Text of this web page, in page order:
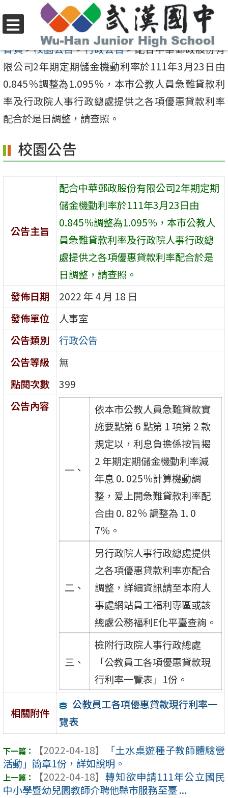
至
要
內
容
區
選
單
首頁>校園公告>行政公告>配合中華郵政股份有
限公司2年期定期儲金機動利率於111年3月23日由
0.845％調整為1.095％，本市公教人員急難貸款利
率及行政院人事行政總處提供之各項優惠貸款利率
配合於是日調整，請查照。
校園公告
公告主旨
配合中華郵政股份有限公司2年期定期
儲金機動利率於111年3月23日由
0.845％調整為1.095％，本市公教人
員急難貸款利率及行政院人事行政總
處提供之各項優惠貸款利率配合於是
日調整，請查照。
發佈日期
2022 年 4 月 18 日
發佈單位
人事室
公告類別
行政公告
公告等級
無
點閱次數
399
公告內容
一、
依本市公教人員急難貸款實
施要點第 6 點第 1 項第 2 款
規定以，利息負擔係按旨揭
2 年期定期儲金機動利率減
年息 0. 025％計算機動調
整，爰上開急難貸款利率配
合由 0. 82％ 調整為 1. 0
7％。
二、
另行政院人事行政總處提供
之各項優惠貸款利率亦配合
調整，詳細資訊請至本府人
事處網站員工福利專區或該
總處公務福利E化平臺查詢。
三、
檢附行政院人事行政總處
「公教員工各項優惠貸款現
行利率一覽表」1份。
相關附件
公教員工各項優惠貸款現行利率一
覽表
【2022-04-18】
「土水桌遊種子教師體驗營
活動」簡章1份，詳如說明。
【2022-04-18】 轉知欲申請111年公立國民
中小學暨幼兒園教師介聘他縣市服務至臺 ...